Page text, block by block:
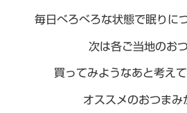
毎日べろべろな状態で眠りに
次は各ご当地のお
買ってみようなあと考え
オススメのおつまみ